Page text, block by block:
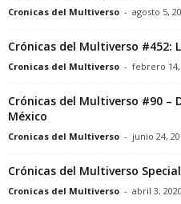
Cronicas del Multiverso - agosto 5,
Crónicas del Multiverso #452:
Cronicas del Multiverso - febrero 14,
Crónicas del Multiverso #90 –
México
Cronicas del Multiverso - junio 24,
Crónicas del Multiverso
Cronicas del Multiverso - abril 3, 2020